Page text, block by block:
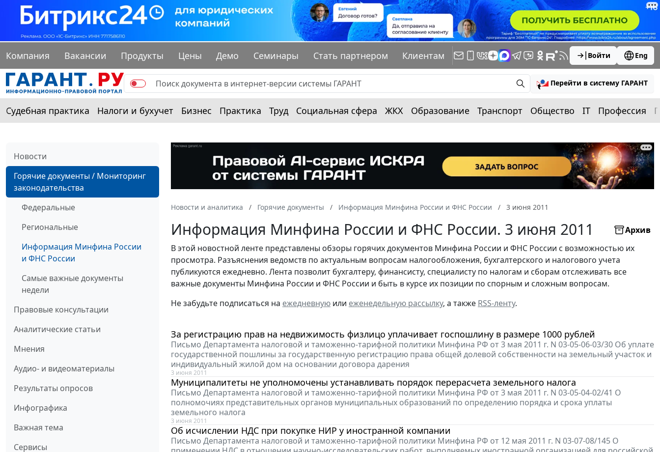
Компания Вакансии Продукты Цены Демо Семинары Стать партнером Клиентам Войти Eng
Перейти в систему ГАРАНТ
Судебная практика Налоги и бухучет Бизнес Практика Труд Социальная сфера ЖКХ Образование Транспорт Общество IT Профессия
Новости
Горячие документы / Мониторинг
законодательства
Федеральные
Региональные
Информация Минфина России
и ФНС России
Самые важные документы
недели
Правовые консультации
Аналитические статьи
Мнения
Аудио- и видеоматериалы
Результаты опросов
Инфографика
Важная тема
Сервисы
Новости и аналитика Горячие документы Информация Минфина России и ФНС России 3 июня 2011
Информация Минфина России и ФНС России. 3 июня 2011
Архив
В этой новостной ленте представлены обзоры горячих документов Минфина России и ФНС России с возможностью их
просмотра. Разъяснения ведомств по актуальным вопросам налогообложения, бухгалтерского и налогового учета
публикуются ежедневно. Лента позволит бухгалтеру, финансисту, специалисту по налогам и сборам отслеживать все
важные документы Минфина России и ФНС России и быть в курсе их позиции по спорным и сложным вопросам.
Не забудьте подписаться на ежедневную или еженедельную рассылку, а также RSS-ленту.
За регистрацию прав на недвижимость физлицо уплачивает госпошлину в размере 1000 рублей
Письмо Департамента налоговой и таможенно-тарифной политики Минфина РФ от 3 мая 2011 г. N 03-05-06-03/30 Об уплате
государственной пошлины за государственную регистрацию права общей долевой собственности на земельный участок и
индивидуальный жилой дом на основании договора дарения
3 июня 2011
Муниципалитеты не уполномочены устанавливать порядок перерасчета земельного налога
Письмо Департамента налоговой и таможенно-тарифной политики Минфина РФ от 3 мая 2011 г. N 03-05-04-02/41 О
полномочиях представительных органов муниципальных образований по определению порядка и срока уплаты
земельного налога
3 июня 2011
Об исчислении НДС при покупке НИР у иностранной компании
Письмо Департамента налоговой и таможенно-тарифной политики Минфина РФ от 12 мая 2011 г. N 03-07-08/145 О